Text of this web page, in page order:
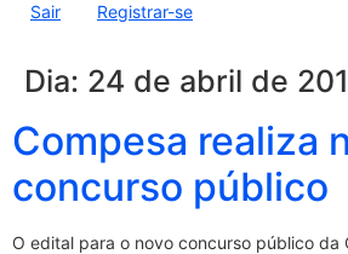
Sair Registrar-se
Dia: 24 de abril de
Compesa realiza
concurso público
O edital para o novo concurso público da